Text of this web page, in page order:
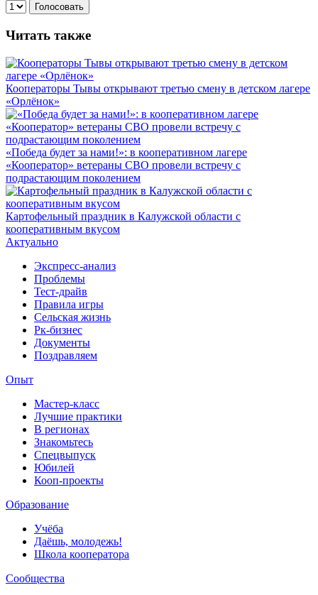
Голосовать
Читать также
Кооператоры Тывы открывают третью смену в детском лагере
«Орлёнок»
«Победа будет за нами!»: в кооперативном лагере
«Кооператор» ветераны СВО провели встречу с
подрастающим поколением
Картофельный праздник в Калужской области с
кооперативным вкусом
Актуально
Экспресс-анализ
Проблемы
Тест-драйв
Правила игры
Сельская жизнь
Рк-бизнес
Документы
Поздравляем
Опыт
Мастер-класс
Лучшие практики
В регионах
Знакомьтесь
Спецвыпуск
Юбилей
Кооп-проекты
Образование
Учёба
Даёшь, молодежь!
Школа кооператора
Сообщества